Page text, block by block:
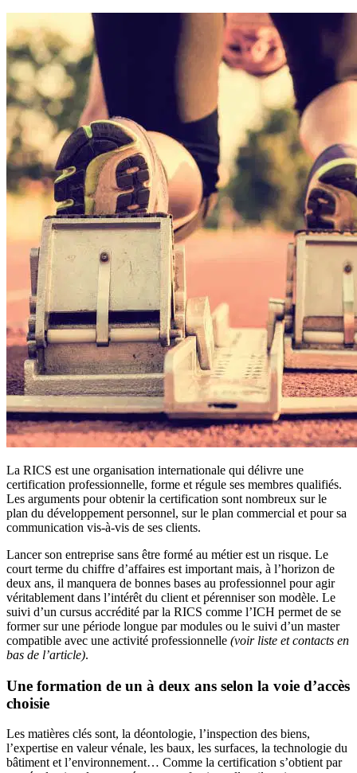
La RICS est une organisation internationale qui délivre une
certification professionnelle, forme et régule ses membres qualifiés.
Les arguments pour obtenir la certification sont nombreux sur le
plan du développement personnel, sur le plan commercial et pour sa
communication vis-à-vis de ses clients.
Lancer son entreprise sans être formé au métier est un risque. Le
court terme du chiffre d’affaires est important mais, à l’horizon de
deux ans, il manquera de bonnes bases au professionnel pour agir
véritablement dans l’intérêt du client et pérenniser son modèle. Le
suivi d’un cursus accrédité par la RICS comme l’ICH permet de se
former sur une période longue par modules ou le suivi d’un master
compatible avec une activité professionnelle (voir liste et contacts en
bas de l’article).
Une formation de un à deux ans selon la voie d’accès
choisie
Les matières clés sont, la déontologie, l’inspection des biens,
l’expertise en valeur vénale, les baux, les surfaces, la technologie du
bâtiment et l’environnement… Comme la certification s’obtient par